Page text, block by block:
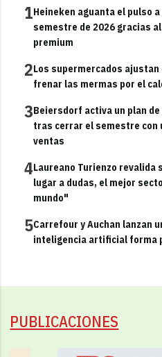
1Heineken aguanta el pulso
semestre de 2026 gracias
premium
2Los supermercados
frenar las mermas por el
3Beiersdorf activa un plan
tras cerrar el semestre con
ventas
4Laureano Turienzo revalida
lugar a dudas, el mejor
mundo"
5Carrefour y Auchan lanzan
inteligencia artificial forma
PUBLICACIONES